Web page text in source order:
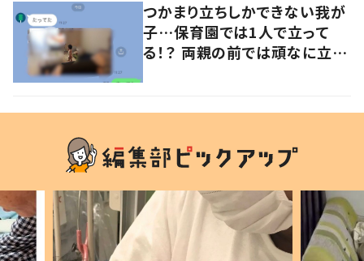
つかまり立ちしかできない我が
子…保育園では1人で立って
る！？ 両親の前では頑なに立た